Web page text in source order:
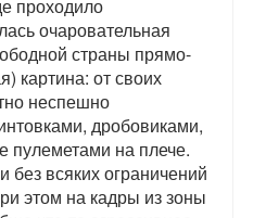
проходило
очаровательная
страны прямо-
картина: от своих
неспешно
дробовиками,
пулеметами на плече.
без всяких ограничений
этом на кадры из зоны